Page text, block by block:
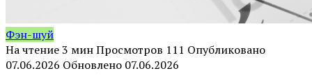
Фэн-шуй
На чтение3 минПросмотров 111 Опубликовано
07.06.2026 Обновлено 07.06.2026